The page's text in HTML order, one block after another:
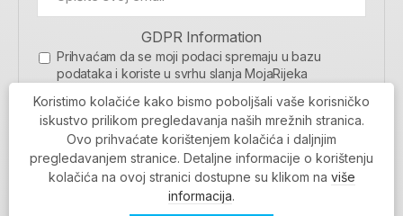
GDPR Information
Prihvaćam da se moji podaci spremaju u bazu
podataka i koriste u svrhu slanja MojaRijeka
MOJARIJEKA NEWSLETTER
PRIJAVI SE
Koristimo kolačiće kako bismo poboljšali vaše korisničko
iskustvo prilikom pregledavanja naših mrežnih stranica.
Ovo prihvaćate korištenjem kolačića i daljnjim
pregledavanjem stranice. Detaljne informacije o korištenju
kolačića na ovoj stranici dostupne su klikom na više
informacija.